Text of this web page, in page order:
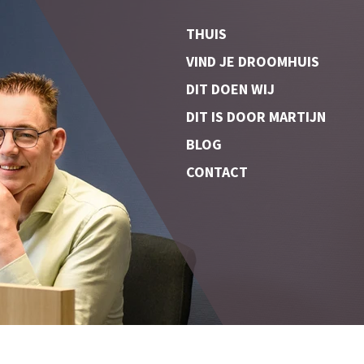
THUIS
VIND JE DROOMHUIS
DIT DOEN WIJ
DIT IS DOOR MARTIJN
BLOG
CONTACT